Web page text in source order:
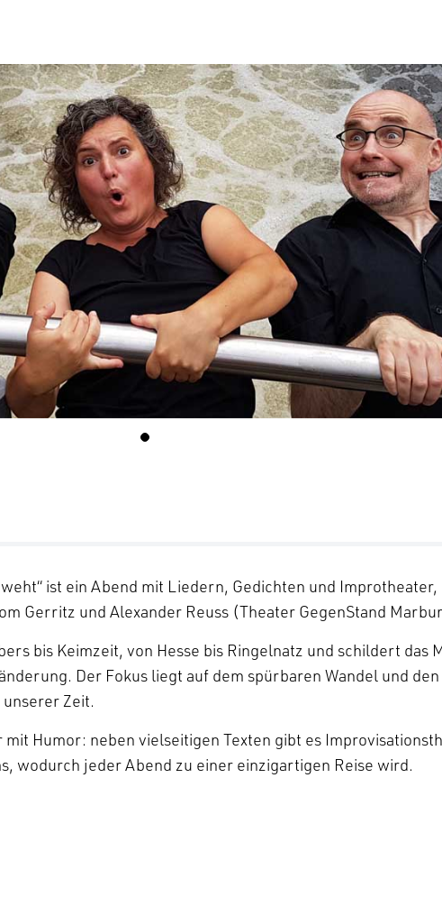
ist ein Abend mit Liedern, Gedichten und Improtheater,
Gerritz und Alexander Reuss (Theater GegenStand
bis Keimzeit, von Hesse bis Ringelnatz und schildert das
Der Fokus liegt auf dem spürbaren Wandel und
Zeit.
mit Humor: neben vielseitigen Texten gibt es
wodurch jeder Abend zu einer einzigartigen Reise wird.